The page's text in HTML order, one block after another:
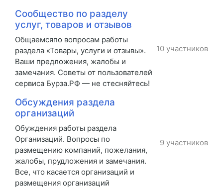
Сообщество по разделу
услуг, товаров и отзывов
Общаемсяпо вопросам работы
раздела «Товары, услуги и отзывы».
Ваши предложения, жалобы и
замечания. Советы от пользователей
сервиса Бурза.РФ — не стесняйтесь!
10 участников
Обсуждения раздела
организаций
Обуждения работы раздела
Организаций. Вопросы по
размещению компаний, пожелания,
жалобы, прудложения и замечания.
Все, что касается организаций и
размещения организаций
9 участников